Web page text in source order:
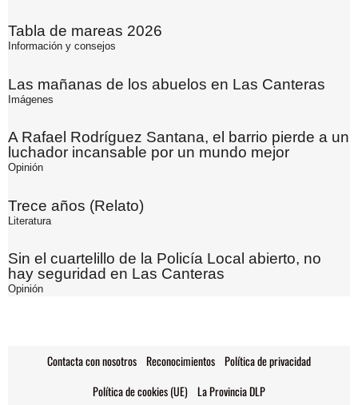
Tabla de mareas 2026
Información y consejos
Las mañanas de los abuelos en Las Canteras
Imágenes
A Rafael Rodríguez Santana, el barrio pierde a un
luchador incansable por un mundo mejor
Opinión
Trece años (Relato)
Literatura
Sin el cuartelillo de la Policía Local abierto, no
hay seguridad en Las Canteras
Opinión
Contacta con nosotros Reconocimientos Política de privacidad
Política de cookies (UE) La Provincia DLP